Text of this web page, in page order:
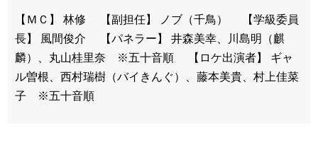
【ＭＣ】 林修 【副担任】 ノブ（千鳥） 【学級委員
長】 風間俊介 【パネラー】 井森美幸、川島明（麒
麟）、丸山桂里奈 ※五十音順 【ロケ出演者】 ギャ
ル曽根、西村瑞樹（バイきんぐ）、藤本美貴、村上佳菜
子 ※五十音順